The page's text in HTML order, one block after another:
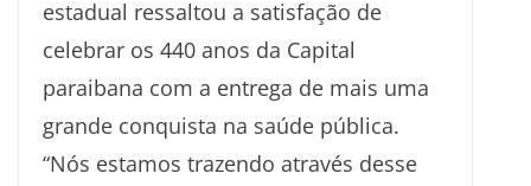
estadual ressaltou a satisfação de
celebrar os 440 anos da Capital
paraibana com a entrega de mais uma
grande conquista na saúde pública.
“Nós estamos trazendo através desse